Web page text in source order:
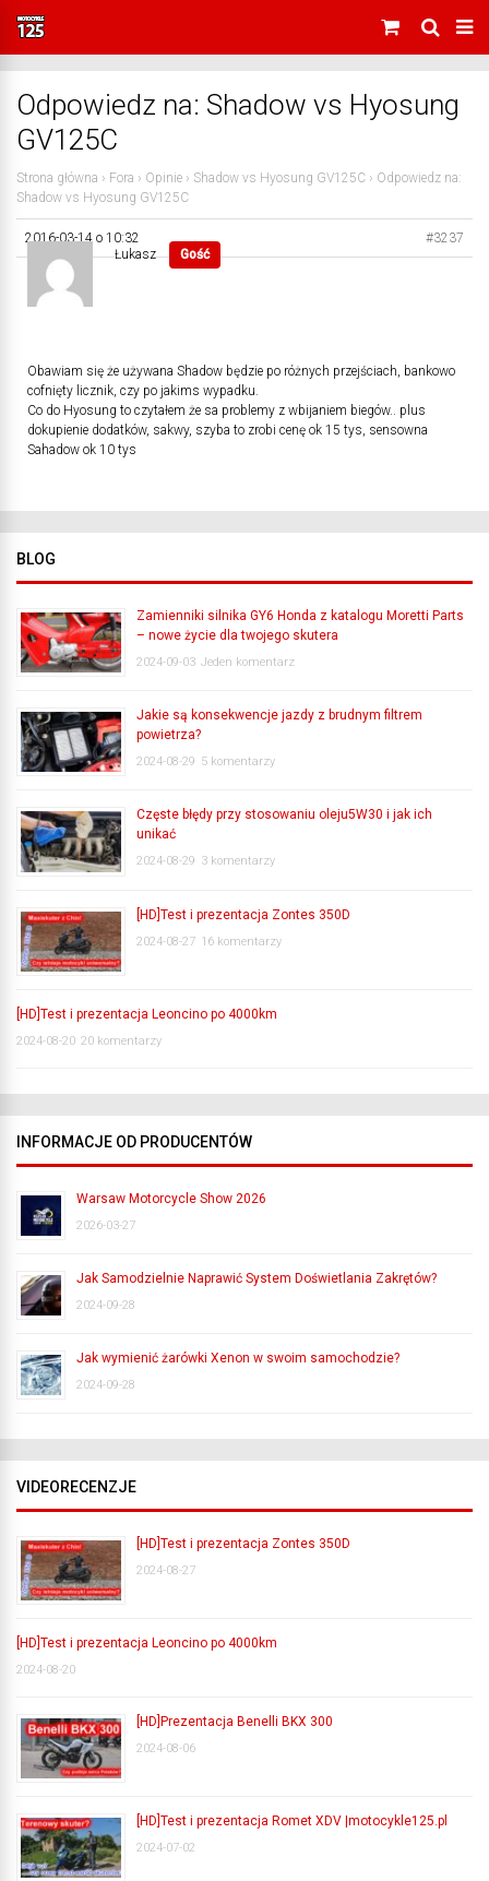
Odpowiedz na: Shadow vs Hyosung
GV125C
Strona główna › Fora › Opinie › Shadow vs Hyosung GV125C › Odpowiedz na:
Shadow vs Hyosung GV125C
2016-03-14 o 10:32
#3237
Łukasz
Gość
Obawiam się że używana Shadow będzie po różnych przejściach, bankowo
cofnięty licznik, czy po jakims wypadku.
Co do Hyosung to czytałem że sa problemy z wbijaniem biegów.. plus
dokupienie dodatków, sakwy, szyba to zrobi cenę ok 15 tys, sensowna
Sahadow ok 10 tys
BLOG
Zamienniki silnika GY6 Honda z katalogu Moretti Parts
– nowe życie dla twojego skutera
2024-09-03 Jeden komentarz
Jakie są konsekwencje jazdy z brudnym filtrem
powietrza?
2024-08-29 5 komentarzy
Częste błędy przy stosowaniu oleju5W30 i jak ich
unikać
2024-08-29 3 komentarzy
[HD]Test i prezentacja Zontes 350D
2024-08-27 16 komentarzy
[HD]Test i prezentacja Leoncino po 4000km
2024-08-20 20 komentarzy
INFORMACJE OD PRODUCENTÓW
Warsaw Motorcycle Show 2026
2026-03-27
Jak Samodzielnie Naprawić System Doświetlania Zakrętów?
2024-09-28
Jak wymienić żarówki Xenon w swoim samochodzie?
2024-09-28
VIDEORECENZJE
[HD]Test i prezentacja Zontes 350D
2024-08-27
[HD]Test i prezentacja Leoncino po 4000km
2024-08-20
[HD]Prezentacja Benelli BKX 300
2024-08-06
[HD]Test i prezentacja Romet XDV |motocykle125.pl
2024-07-02